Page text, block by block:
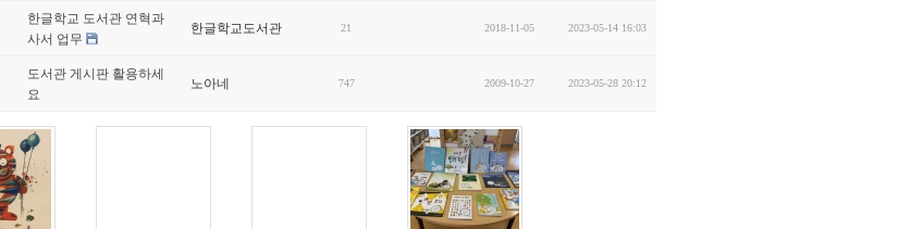
한글학교 도서관 연혁과
사서 업무
한글학교도서관 21 2018-11-05 2023-05-14 16:03
도서관 게시판 활용하세
요
노아네 747 2009-10-27 2023-05-28 20:12